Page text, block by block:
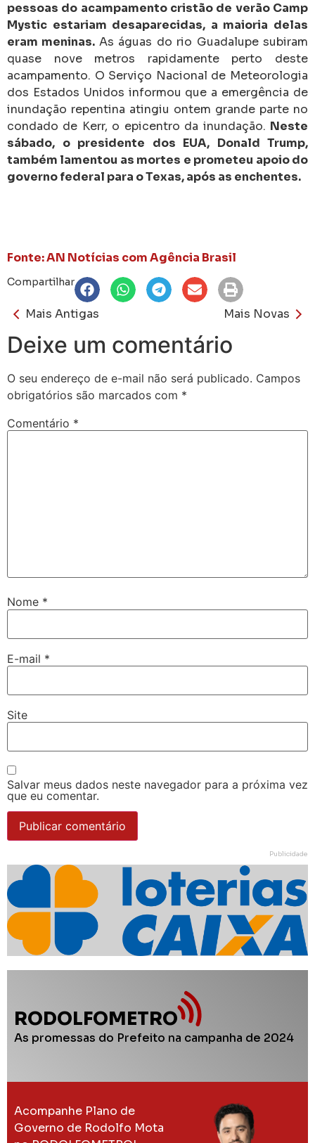
pessoas do acampamento cristão de verão Camp
Mystic estariam desaparecidas, a maioria delas
eram meninas. As águas do rio Guadalupe subiram
quase nove metros rapidamente perto deste
acampamento. O Serviço Nacional de Meteorologia
dos Estados Unidos informou que a emergência de
inundação repentina atingiu ontem grande parte no
condado de Kerr, o epicentro da inundação. Neste
sábado, o presidente dos EUA, Donald Trump,
também lamentou as mortes e prometeu apoio do
governo federal para o Texas, após as enchentes.
Fonte: AN Notícias com Agência Brasil
Compartilhar
Mais Antigas Mais Novas
Deixe um comentário
O seu endereço de e-mail não será publicado. Campos
obrigatórios são marcados com *
Comentário *
Nome *
E-mail *
Site
Salvar meus dados neste navegador para a próxima vez
que eu comentar.
Publicidade
RODOLFOMETRO
As promessas do Prefeito na campanha de 2024
Acompanhe Plano de
Governo de Rodolfo Mota